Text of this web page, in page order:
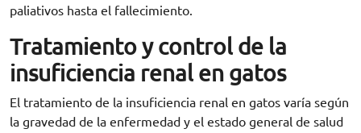
paliativos hasta el fallecimiento.
Tratamiento y control de la
insuficiencia renal en gatos
El tratamiento de la insuficiencia renal en gatos varía según
la gravedad de la enfermedad y el estado general de salud